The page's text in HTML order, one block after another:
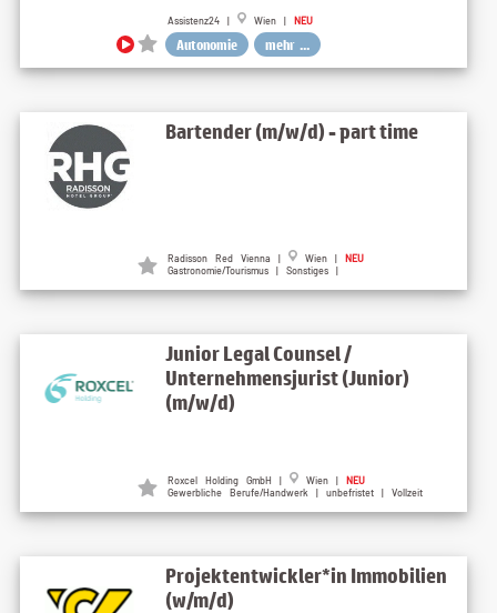
Assistenz24 | Wien | NEU
Autonomie mehr ...
Bartender (m/w/d) - part time
Radisson Red Vienna | Wien | NEU
Gastronomie/Tourismus | Sonstiges |
Junior Legal Counsel /
Unternehmensjurist (Junior)
(m/w/d)
Roxcel Holding GmbH | Wien | NEU
Gewerbliche Berufe/Handwerk | unbefristet | Vollzeit
Projektentwickler*in Immobilien
(w/m/d)